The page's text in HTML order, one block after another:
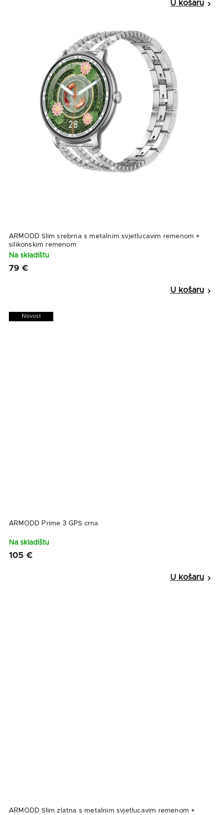
ARMODD Slim srebrna s metalnim svjetlucavim remenom +
silikonskim remenom
Na skladištu
79 €
Novost
ARMODD Prime 3 GPS crna
Na skladištu
105 €
ARMODD Slim zlatna s metalnim svjetlucavim remenom +